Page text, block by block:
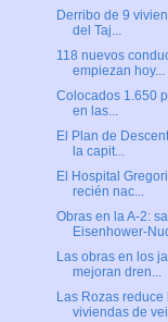
Derribo de 9
del Taj...
118 nuevos
empiezan hoy...
Colocados 1.650
en las...
El Plan de
la capit...
El Hospital
recién nac...
Obras en la A-2:
Eisenhower-
Las obras en los
mejoran dren...
Las Rozas
viviendas de